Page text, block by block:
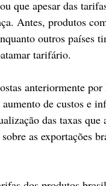
que apesar das
Antes, produtos
outros países
tarifário.
anteriormente
de custos e
das taxas
as exportações